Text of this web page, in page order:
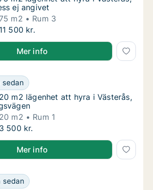
ej angivet
m2
Rum 3
m2 lägenhet att hyra i Västerås,
500 kr.
Mer info
m2 lägenhet att hyra i Västerås,
sedan att hyra i Västerås, Skogsvägen
m2 lägenhet att hyra i Västerås,
m2 lägenhet att hyra i Västerås,
m2
Rum 1
m2 lägenhet att hyra i Västerås,
500 kr.
Mer info
m2 lägenhet att hyra i Västerås,
sedan att hyra i Västerås, Adress ej